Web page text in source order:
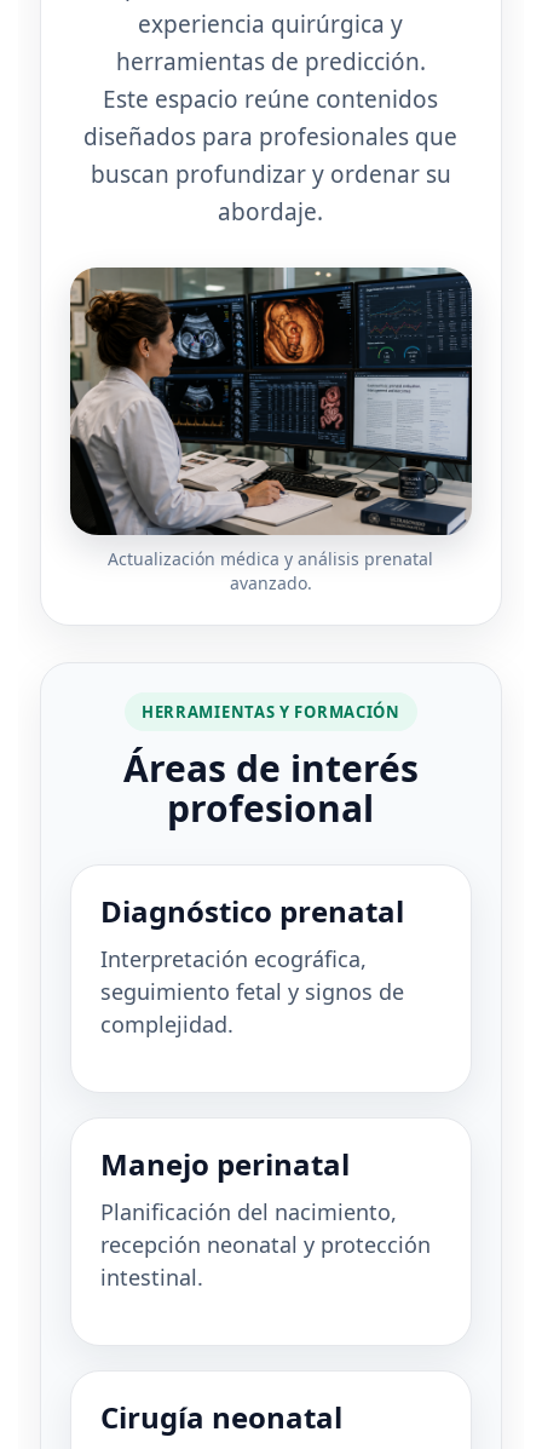
experiencia quirúrgica y
herramientas de predicción.
Este espacio reúne contenidos
diseñados para profesionales que
buscan profundizar y ordenar su
abordaje.
Actualización médica y análisis prenatal
avanzado.
HERRAMIENTAS Y FORMACIÓN
Áreas de interés
profesional
Diagnóstico prenatal
Interpretación ecográfica,
seguimiento fetal y signos de
complejidad.
Manejo perinatal
Planificación del nacimiento,
recepción neonatal y protección
intestinal.
Cirugía neonatal